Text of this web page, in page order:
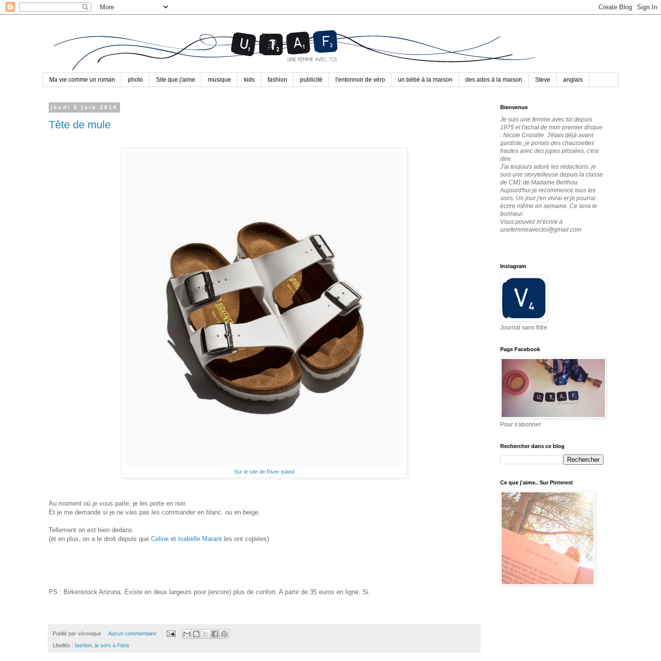
Ma vie comme un roman photo Site que j'aime musique kids fashion publicité l'entonnoir de véro un bébé à la maison des ados à la maison Steve anglais
jeudi 5 juin 2014
Tête de mule
Sur le site de River island
Au moment où je vous parle, je les porte en noir.
Et je me demande si je ne vais pas les commander en blanc. ou en beige.
Tellement on est bien dedans.
(et en plus, on a le droit depuis que Celine et Isabelle Marant les ont copiées)
PS : Birkenstock Arizona. Existe en deux largeurs pour (encore) plus de confort. A partir de 35 euros en ligne. Si.
Publié par véronique Aucun commentaire:
Libellés : fashion je sors à Paris
Bienvenue
Je suis une femme avec toi depuis
1975 et l'achat de mon premier disque
: Nicole Croisille. J'étais déjà avant
gardiste, je portais des chaussettes
hautes avec des jupes plissées, c'est
dire.
J'ai toujours adoré les rédactions, je
suis une storytelleuse depuis la classe
de CM1 de Madame Berthou.
Aujourd'hui je recommence tous les
soirs. Un jour j'en vivrai et je pourrai
écrire même en semaine. Ce sera le
bonheur.
Vous pouvez m'écrire à
unefemmeavectoi@gmail.com
Instagram
Journal sans filtre
Page Facebook
Pour s'abonner
Rechercher dans ce blog
Ce que j'aime.. Sur Pinterest